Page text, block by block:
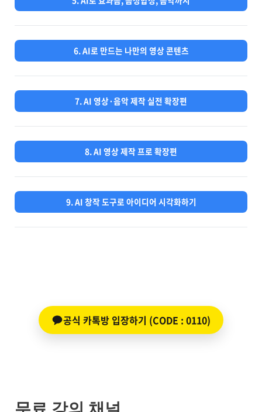
6. AI로 만드는 나만의 영상 콘텐츠
7. AI 영상·음악 제작 실전 확장편
8. AI 영상 제작 프로 확장편
9. AI 창작 도구로 아이디어 시각화하기
공식 카톡방 입장하기 (CODE : 0110)